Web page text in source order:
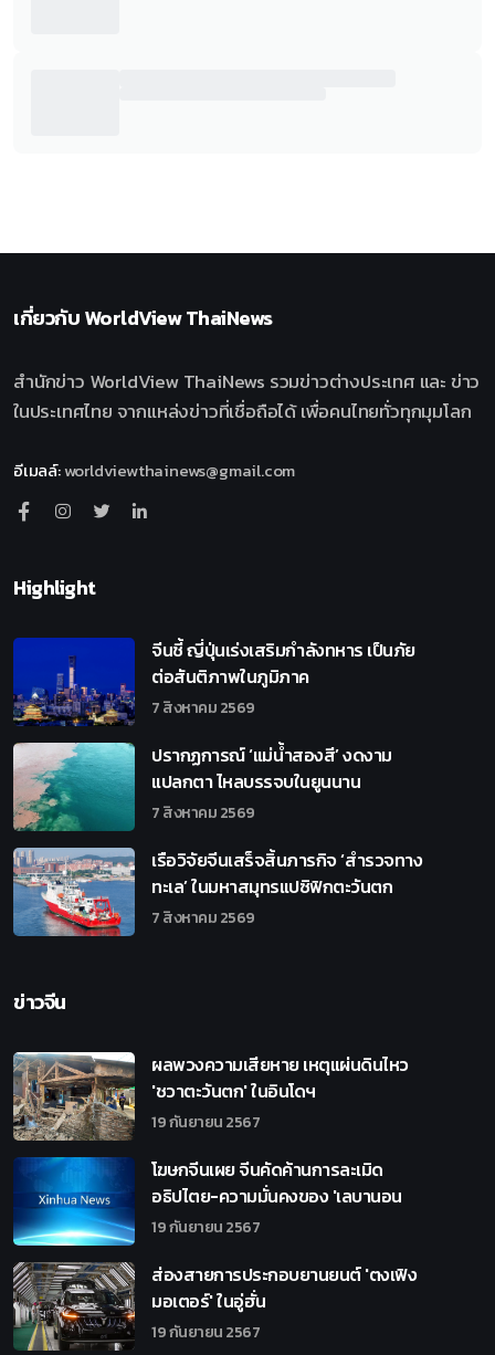
เกี่ยวกับWorldView ThaiNews
สำนักข่าว WorldView ThaiNews รวมข่าวต่างประเทศ และ ข่าว
ในประเทศไทย จากแหล่งข่าวที่เชื่อถือได้ เพื่อคนไทยทั่วทุกมุมโลก
อีเมลล์:worldviewthainews@gmail.com
Highlight
จีนชี้ ญี่ปุ่นเร่งเสริมกำลังทหาร เป็นภัย
ต่อสันติภาพในภูมิภาค
7 สิงหาคม 2569
ปรากฏการณ์ ‘แม่น้ำสองสี’ งดงาม
แปลกตา ไหลบรรจบในยูนนาน
7 สิงหาคม 2569
เรือวิจัยจีนเสร็จสิ้นภารกิจ ‘สำรวจทาง
ทะเล’ ในมหาสมุทรแปซิฟิกตะวันตก
7 สิงหาคม 2569
ข่าวจีน
ผลพวงความเสียหาย เหตุแผ่นดินไหว
'ชวาตะวันตก' ในอินโดฯ
19 กันยายน 2567
โฆษกจีนเผย จีนคัดค้านการละเมิด
อธิปไตย-ความมั่นคงของ 'เลบานอน
19 กันยายน 2567
ส่องสายการประกอบยานยนต์ 'ตงเฟิง
มอเตอร์' ในอู่ฮั่น
19 กันยายน 2567